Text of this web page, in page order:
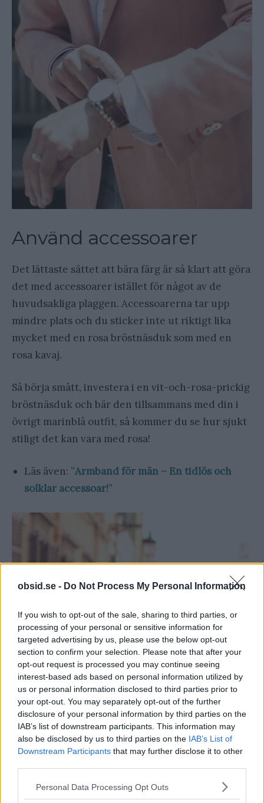
obsid.se - Do Not Process My Personal Information
If you wish to opt-out of the sale, sharing to third parties, or
processing of your personal or sensitive information for
targeted advertising by us, please use the below opt-out
section to confirm your selection. Please note that after your
opt-out request is processed you may continue seeing
interest-based ads based on personal information utilized by
us or personal information disclosed to third parties prior to
your opt-out. You may separately opt-out of the further
disclosure of your personal information by third parties on the
IAB’s list of downstream participants. This information may
also be disclosed by us to third parties on the IAB’s List of
Downstream Participants that may further disclose it to other
Please note that this website/app uses one or more Google
Personal Data Processing Opt Outs
Använd accessoarer
Det lättaste sättet att bära färg är så klart att göra
det med accessoarer istället för något av de
huvudsakliga plaggen. Accessoarerna tar upp
mindre plats och du sticker inte ut riktigt lika
mycket med en rosa bröstnäsduk som med en
rosa kavaj.
Så börja smått, investera i en vit-och-rosa-prickig
bröstnäsduk och bär den tillsammans med din i
övrigt marinblå outfit, så kommer du se hur sjukt
stiligt det kan vara med rosa!
Läs även: ”Armband för män – En tidlös och
solklar accessoar!”